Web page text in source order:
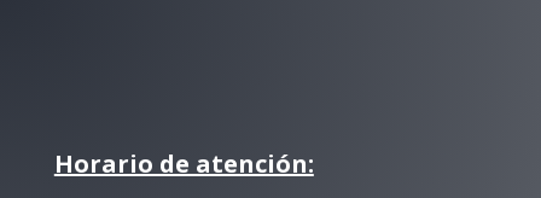
Horario de atención: